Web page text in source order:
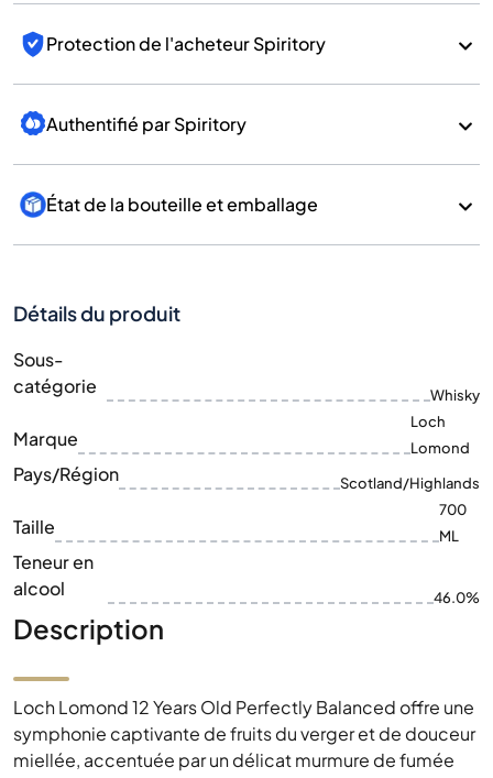
Protection de l'acheteur Spiritory
Authentifié par Spiritory
État de la bouteille et emballage
Détails du produit
Sous-
catégorie
Whisky
Marque
Loch
Lomond
Pays/Région Scotland/Highlands
Taille
700
ML
Teneur en
alcool
46.0%
Description
Loch Lomond 12 Years Old Perfectly Balanced offre une
symphonie captivante de fruits du verger et de douceur
miellée, accentuée par un délicat murmure de fumée